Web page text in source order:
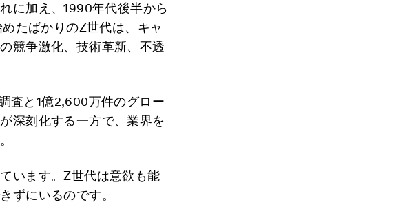
に加え、1990年代後半から
たばかりのZ世代は、キャ
競争激化、技術革新、不透
査と1億2,600万件のグロー
深刻化する一方で、業界を
います。Z世代は意欲も能
ずにいるのです。